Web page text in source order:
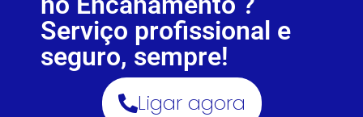
Serviço profissional e
seguro, sempre!​
Ligar agora